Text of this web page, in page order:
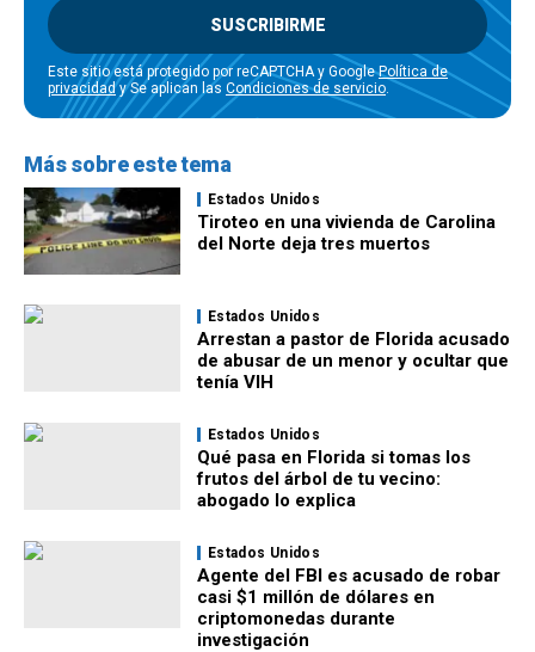
SUSCRIBIRME
Este sitio está protegido por reCAPTCHA y GooglePolítica de
privacidady Se aplican las Condiciones de servicio
Más sobre este tema
Estados Unidos
Tiroteo en una vivienda de Carolina
del Norte deja tres muertos
Estados Unidos
Arrestan a pastor de Florida acusado
de abusar de un menor y ocultar que
tenía VIH
Estados Unidos
Qué pasa en Florida si tomas los
frutos del árbol de tu vecino:
abogado lo explica
Estados Unidos
Agente del FBI es acusado de robar
casi $1 millón de dólares en
criptomonedas durante
investigación